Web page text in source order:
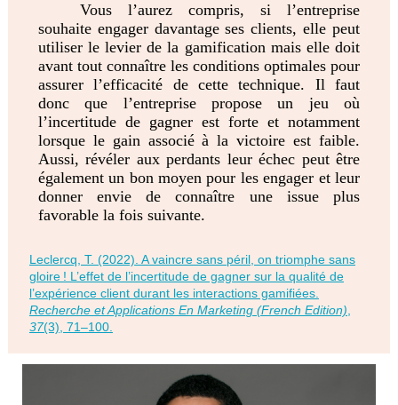
Vous l’aurez compris, si l’entreprise
souhaite engager davantage ses clients, elle peut
utiliser le levier de la gamification mais elle doit
avant tout connaître les conditions optimales pour
assurer l’efficacité de cette technique. Il faut
donc que l’entreprise propose un jeu où
l’incertitude de gagner est forte et notamment
lorsque le gain associé à la victoire est faible.
Aussi, révéler aux perdants leur échec peut être
également un bon moyen pour les engager et leur
donner envie de connaître une issue plus
favorable la fois suivante.
Leclercq, T. (2022). A vaincre sans péril, on triomphe sans
gloire ! L’effet de l’incertitude de gagner sur la qualité de
l’expérience client durant les interactions gamifiées.
Recherche et Applications En Marketing (French Edition)
37(3), 71–100.